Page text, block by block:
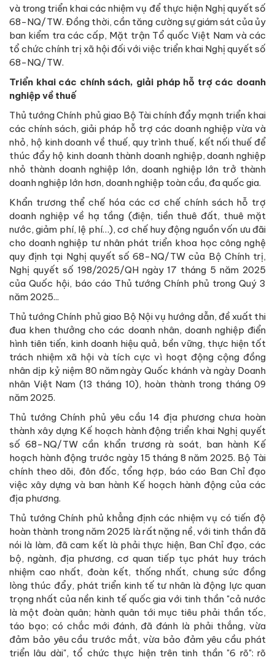
và trong triển khai các nhiệm vụ để thực hiện Nghị quyết số
68-NQ/TW. Đồng thời, cần tăng cường sự giám sát của ủy
ban kiểm tra các cấp, Mặt trận Tổ quốc Việt Nam và các
tổ chức chính trị xã hội đối với việc triển khai Nghị quyết số
68-NQ/TW.
Triển khai các chính sách, giải pháp hỗ trợ các doanh
nghiệp về thuế
Thủ tướng Chính phủ giao Bộ Tài chính đẩy mạnh triển khai
các chính sách, giải pháp hỗ trợ các doanh nghiệp vừa và
nhỏ, hộ kinh doanh về thuế, quy trình thuế, kết nối thuế để
thúc đẩy hộ kinh doanh thành doanh nghiệp, doanh nghiệp
nhỏ thành doanh nghiệp lớn, doanh nghiệp lớn trở thành
doanh nghiệp lớn hơn, doanh nghiệp toàn cầu, đa quốc gia.
Khẩn trương thể chế hóa các cơ chế chính sách hỗ trợ
doanh nghiệp về hạ tầng (điện, tiền thuê đất, thuê mặt
nước, giảm phí, lệ phí…), cơ chế huy động nguồn vốn ưu đãi
cho doanh nghiệp tư nhân phát triển khoa học công nghệ
quy định tại Nghị quyết số 68-NQ/TW của Bộ Chính trị,
Nghị quyết số 198/2025/QH ngày 17 tháng 5 năm 2025
của Quốc hội, báo cáo Thủ tướng Chính phủ trong Quý 3
năm 2025...
Thủ tướng Chính phủ giao Bộ Nội vụ hướng dẫn, đề xuất thi
đua khen thưởng cho các doanh nhân, doanh nghiệp điển
hình tiên tiến, kinh doanh hiệu quả, bền vững, thực hiện tốt
trách nhiệm xã hội và tích cực vì hoạt động cộng đồng
nhân dịp kỷ niệm 80 năm ngày Quốc khánh và ngày Doanh
nhân Việt Nam (13 tháng 10), hoàn thành trong tháng 09
năm 2025.
Thủ tướng Chính phủ yêu cầu 14 địa phương chưa hoàn
thành xây dựng Kế hoạch hành động triển khai Nghị quyết
số 68-NQ/TW cần khẩn trương rà soát, ban hành Kế
hoạch hành động trước ngày 15 tháng 8 năm 2025. Bộ Tài
chính theo dõi, đôn đốc, tổng hợp, báo cáo Ban Chỉ đạo
việc xây dựng và ban hành Kế hoạch hành động của các
địa phương.
Thủ tướng Chính phủ khẳng định các nhiệm vụ có tiến độ
hoàn thành trong năm 2025 là rất nặng nề, với tinh thần đã
nói là làm, đã cam kết là phải thực hiện, Ban Chỉ đạo, các
bộ, ngành, địa phương, cơ quan tiếp tục phát huy trách
nhiệm cao nhất, đoàn kết, thống nhất, chung sức đồng
lòng thúc đẩy, phát triển kinh tế tư nhân là động lực quan
trọng nhất của nền kinh tế quốc gia với tinh thần "cả nước
là một đoàn quân; hành quân tới mục tiêu phải thần tốc,
táo bạo; có chắc mới đánh, đã đánh là phải thắng, vừa
đảm bảo yêu cầu trước mắt, vừa bảo đảm yêu cầu phát
triển lâu dài", tổ chức thực hiện trên tinh thần "6 rõ": rõ